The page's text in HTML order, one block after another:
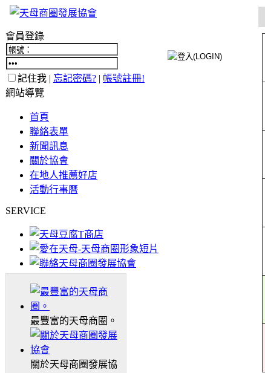
會員登錄
記住我 | 忘記密碼? | 帳號註冊!
網站導覽
首頁
聯絡表單
新聞訊息
關於協會
在地人推薦好店
活動行事曆
SERVICE
最豐富的天母商圈。
關於天母商圈發展協